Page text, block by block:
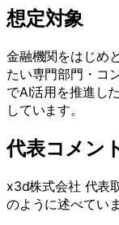
想定対象
金融機関をはじめ
たい専門部門・コ
でAI活用を推進し
しています。
代表コメン
x3d株式会社 代表
のように述べていま